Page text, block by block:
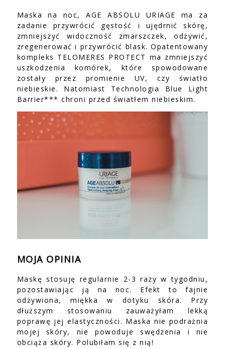
Maska na noc, AGE ABSOLU URIAGE ma za
zadanie przywrócić gęstość i ujędrnić skórę,
zmniejszyć widoczność zmarszczek, odżywić,
zregenerować i przywrócić blask. Opatentowany
kompleks TELOMERES PROTECT ma zmniejszyć
uszkodzenia komórek, które spowodowane
zostały przez promienie UV, czy światło
niebieskie. Natomiast Technologia Blue Light
Barrier*** chroni przed światłem niebieskim.
MOJA OPINIA
Maskę stosuję regularnie 2-3 razy w tygodniu,
pozostawiając ją na noc. Efekt to fajnie
odżywiona, miękka w dotyku skóra. Przy
dłuższym stosowaniu zauważyłam lekką
poprawę jej elastyczności. Maska nie podrażnia
mojej skóry, nie powoduje swędzenia i nie
obciąża skóry. Polubiłam się z nią!